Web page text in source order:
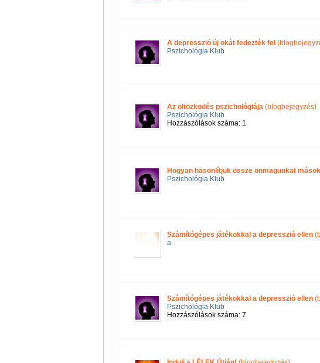
A depresszió új okát fedezték fel
Pszichológia Klub
Az öltözködés pszichológiája(blogbejegyzés)
Pszichológia Klub
Hozzászólások száma: 1
Hogyan hasonlítjuk össze önmagunkat
Pszichológia Klub
Számítógépes játékokkal a depresszió ellen
a
Számítógépes játékokkal a depresszió ellen
Pszichológia Klub
Hozzászólások száma: 7